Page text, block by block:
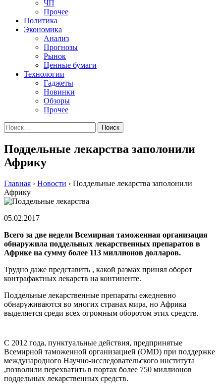
ЧП
Прочее
Политика
Экономика
Анализ
Прогнозы
Рынок
Ценные бумаги
Технологии
Гаджеты
Новинки
Обзоры
Прочее
Найти:
Поддельные лекарства заполонили
Африку
Главная › Новости › Поддельные лекарства заполонили
Африку
05.02.2017
Всего за две недели Всемирная таможенная организация
обнаружила поддельных лекарственных препаратов в
Африке на сумму более 113 миллионов долларов.
Трудно даже представить , какой размах принял оборот
контрафактных лекарств на континенте.
Поддельные лекарственные препараты ежедневно
обнаруживаются во многих странах мира, но Африка
выделяется среди всех огромным оборотом этих средств.
С 2012 года, пунктуальные действия, предпринятые
Всемирной таможенной организацией (OMD) при поддержке
международного Научно-исследовательского института
,позволили перехватить в портах более 750 миллионов
поддельных лекарственных средств.